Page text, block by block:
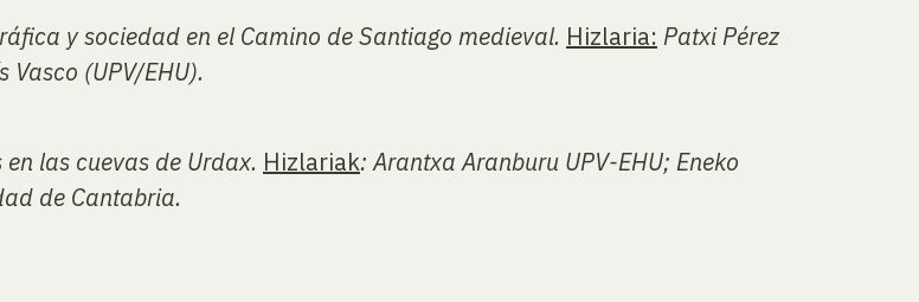
y sociedad en el Camino de Santiago medieval. Hizlaria: Patxi Pérez
(UPV/EHU).
las cuevas de Urdax. Hizlariak: Arantxa Aranburu UPV-EHU; Eneko
de Cantabria.